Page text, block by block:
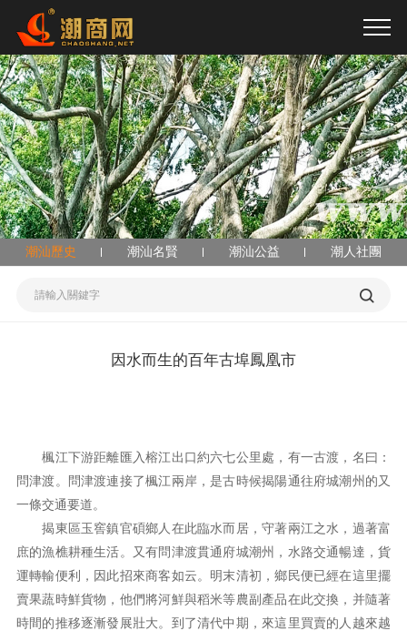
亚洲日本欧美在线_97精品国产91久久久久久_欧美日韩在线不卡视频_国
产精品视频网站在线观看
潮汕歷史 潮汕名賢 潮汕公益 潮人社團
因水而生的百年古埠鳳凰市
楓江下游距離匯入榕江出口約六七公里處，有一古渡，名曰：
問津渡。問津渡連接了楓江兩岸，是古時候揭陽通往府城潮州的又
一條交通要道。
揭東區玉窖鎮官碩鄉人在此臨水而居，守著兩江之水，過著富
庶的漁樵耕種生活。又有問津渡貫通府城潮州，水路交通暢達，貨
運轉輸便利，因此招來商客如云。明末清初，鄉民便已經在這里擺
賣果蔬時鮮貨物，他們將河鮮與稻米等農副產品在此交換，并隨著
時間的推移逐漸發展壯大。到了清代中期，來這里買賣的人越來越